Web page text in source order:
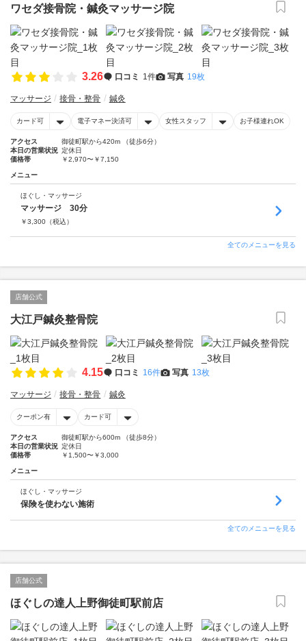
ワセダ接骨院・鍼灸マッサージ院
3.26 口コミ 1件 写真 19枚
マッサージ 接骨・整骨 鍼灸
カード可 電子マネー決済可 女性スタッフ お子様連れOK
アクセス
御徒町駅から420m （徒歩6分）
本日の営業状況 定休日
価格帯
￥2,970〜￥7,150
メニュー
ほぐし・マッサージ
マッサージ 30分
￥3,300 （税込）
全てのメニューを見る
店舗公式
大江戸鍼灸整骨院
4.15 口コミ 16件 写真 13枚
マッサージ 接骨・整骨 鍼灸
クーポン有 カード可
アクセス
御徒町駅から600m （徒歩8分）
本日の営業状況 定休日
価格帯
￥1,500〜￥3,000
メニュー
ほぐし・マッサージ
保険を使わない施術
全てのメニューを見る
店舗公式
ほぐしの達人上野御徒町駅前店